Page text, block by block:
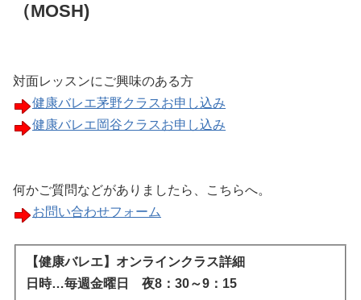
（MOSH)
対面レッスンにご興味のある方
健康バレエ茅野クラスお申し込み
健康バレエ岡谷クラスお申し込み
何かご質問などがありましたら、こちらへ。
お問い合わせフォーム
【健康バレエ】オンラインクラス詳細
日時…毎週金曜日 夜8：30～9：15